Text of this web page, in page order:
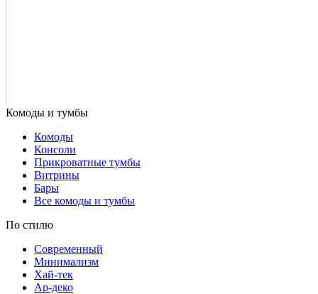
Комоды
Консоли
Прикроватные тумбы
Витрины
Бары